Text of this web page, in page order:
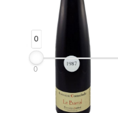
0
0